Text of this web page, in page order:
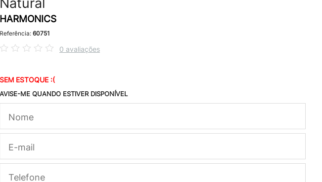
HARMONICS
Referência: 60751
0 avaliações
SEM ESTOQUE :(
AVISE-ME QUANDO ESTIVER DISPONÍVEL